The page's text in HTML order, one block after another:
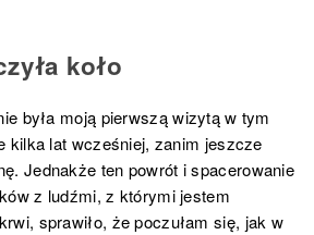
koło
była moją pierwszą wizytą w tym
kilka lat wcześniej, zanim jeszcze
Jednakże ten powrót i spacerowanie
z ludźmi, z którymi jestem
sprawiło, że poczułam się, jak w